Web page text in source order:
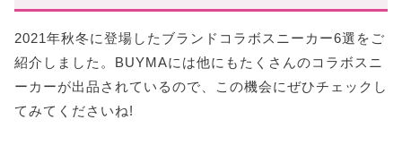
2021年秋冬に登場したブランドコラボスニーカー6選をご
紹介しました。BUYMAには他にもたくさんのコラボスニ
ーカーが出品されているので、この機会にぜひチェックし
てみてくださいね!